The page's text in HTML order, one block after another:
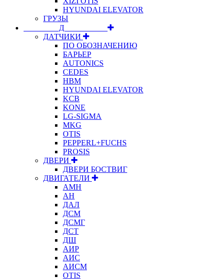
HYUNDAI ELEVATOR
ГРУЗЫ
⠀⠀⠀⠀⠀⠀Д⠀⠀⠀⠀⠀⠀⠀
ДАТЧИКИ
ПО ОБОЗНАЧЕНИЮ
БАРЬЕР
AUTONICS
CEDES
HBM
HYUNDAI ELEVATOR
KCB
KONE
LG-SIGMA
MKG
OTIS
PEPPERL+FUCHS
PROSIS
ДВЕРИ
ДВЕРИ БОСТВИГ
ДВИГАТЕЛИ
АМН
АН
ДАЛ
ДСМ
ДСМГ
ДСТ
ДШ
АИР
АИС
АИСМ
OTIS